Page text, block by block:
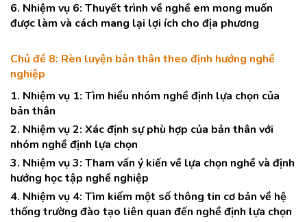
6. Nhiệm vụ 6: Thuyết trình về nghề em mong muốn
được làm và cách mang lại lợi ích cho địa phương
Chủ đề 8: Rèn luyện bản thân theo định hướng nghề
nghiệp
1. Nhiệm vụ 1: Tìm hiểu nhóm nghề định lựa chọn của
bản thân
2. Nhiệm vụ 2: Xác định sự phù hợp của bản thân với
nhóm nghề định lựa chọn
3. Nhiệm vụ 3: Tham vấn ý kiến về lựa chọn nghề và định
hướng học tập nghề nghiệp
4. Nhiệm vụ 4: Tìm kiếm một số thông tin cơ bản về hệ
thống trường đào tạo liên quan đến nghề định lựa chọn